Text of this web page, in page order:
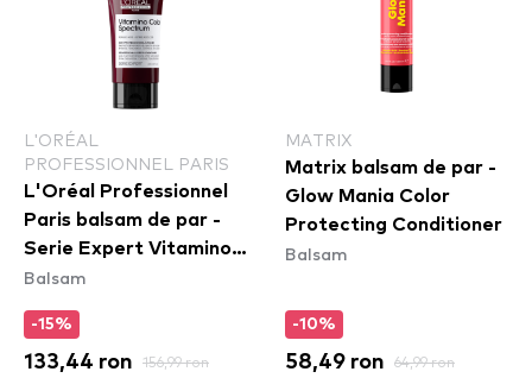
L'ORÉAL
PROFESSIONNEL PARIS
L'Oréal Professionnel
Paris balsam de par -
Serie Expert Vitamino
Color Spectrum
Balsam
-15%
133,44 ron 156,99 ron
MATRIX
Matrix balsam de par -
Glow Mania Color
Protecting Conditioner
Balsam
-10%
58,49 ron 64,99 ron